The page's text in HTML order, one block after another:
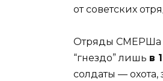
от советских
Отряды СМЕРШа
“гнездо” лишь в
солдаты —